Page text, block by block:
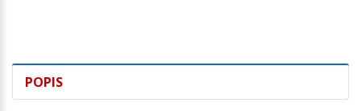
POPIS